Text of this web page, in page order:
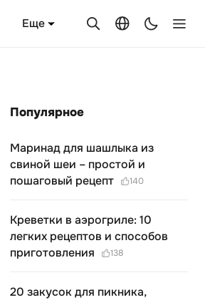
Еще
Популярное
Маринад для шашлыка из
свиной шеи – простой и
пошаговый рецепт
140
Креветки в аэрогриле: 10
легких рецептов и способов
приготовления
138
20 закусок для пикника,